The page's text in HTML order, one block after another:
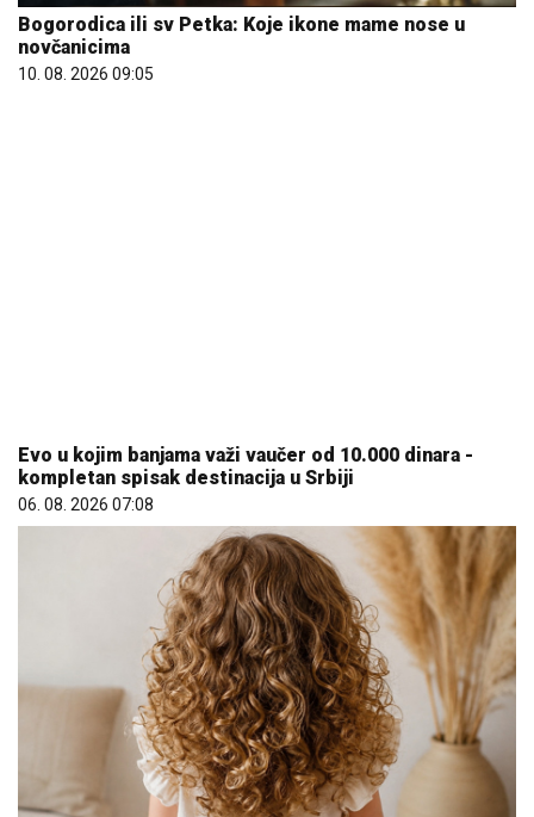
10. 08. 2026 09:05
Mama ima ravnu, tata kovrdžavu kosu: Kakvu će imati
dete? Genetika ima iznenađenje
10. 08. 2026 07:05